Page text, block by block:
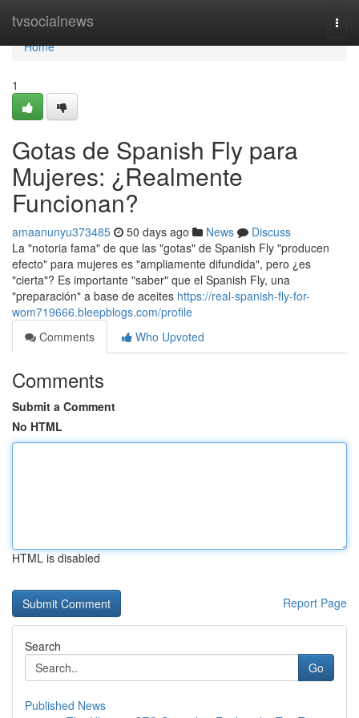
tvsocialnews
Home
Home
1
Gotas de Spanish Fly para
Mujeres: ¿Realmente
Funcionan?
amaanunyu373485 50 days ago News
Discuss
La "notoria fama" de que las "gotas" de Spanish Fly "producen
efecto" para mujeres es "ampliamente difundida", pero ¿es
"cierta"? Es importante "saber" que el Spanish Fly, una
"preparación" a base de aceites https://real-spanish-fly-for-
wom719666.bleepblogs.com/profile
Comments
Who Upvoted
Comments
Submit a Comment
No HTML
HTML is disabled
Report Page
Search
Go
Published News